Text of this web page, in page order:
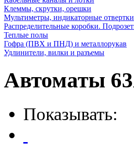
Клеммы, скрутки, орешки
Мультиметры, индикаторные отвертки
Распределительные коробки.
Теплые полы
Гофра (ПВХ и ПНД) и металлорукав
Удлинители, вилки и разъемы
Автоматы
Показывать: